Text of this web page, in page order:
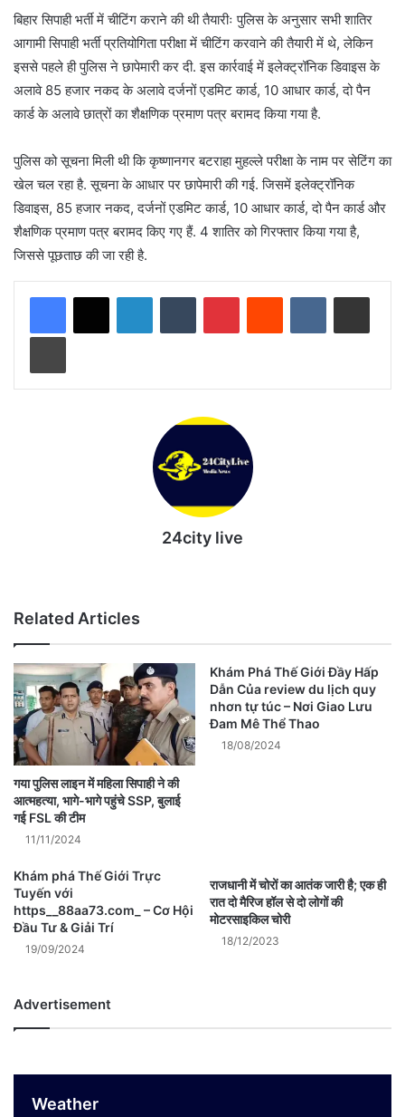
बिहार सिपाही भर्ती में चीटिंग कराने की थी तैयारीः पुलिस के अनुसार सभी शातिर
आगामी सिपाही भर्ती प्रतियोगिता परीक्षा में चीटिंग करवाने की तैयारी में थे, लेकिन
इससे पहले ही पुलिस ने छापेमारी कर दी. इस कार्रवाई में इलेक्ट्रॉनिक डिवाइस के
अलावे 85 हजार नकद के अलावे दर्जनों एडमिट कार्ड, 10 आधार कार्ड, दो पैन
कार्ड के अलावे छात्रों का शैक्षणिक प्रमाण पत्र बरामद किया गया है.
पुलिस को सूचना मिली थी कि कृष्णानगर बटराहा मुहल्ले परीक्षा के नाम पर सेटिंग का
खेल चल रहा है. सूचना के आधार पर छापेमारी की गई. जिसमें इलेक्ट्रॉनिक
डिवाइस, 85 हजार नकद, दर्जनों एडमिट कार्ड, 10 आधार कार्ड, दो पैन कार्ड और
शैक्षणिक प्रमाण पत्र बरामद किए गए हैं. 4 शातिर को गिरफ्तार किया गया है,
जिससे पूछताछ की जा रही है.
LinkedInTumblr PinterestReddit VKontakteShare via Email
Print
24city live
Related Articles
गया पुलिस लाइन में महिला सिपाही ने की
आत्महत्या, भागे-भागे पहुंचे SSP, बुलाई
गई FSL की टीम
11/11/2024
Khám Phá Thế Giới Đầy Hấp
Dẫn Của review du lịch quy
nhơn tự túc – Nơi Giao Lưu
Đam Mê Thể Thao
18/08/2024
Khám phá Thế Giới Trực
Tuyến với
https__88aa73.com_ – Cơ Hội
Đầu Tư & Giải Trí
19/09/2024
राजधानी में चोरों का आतंक जारी है; एक ही
रात दो मैरिज हॉल से दो लोगों की
मोटरसाइकिल चोरी
18/12/2023
Advertisement
Weather